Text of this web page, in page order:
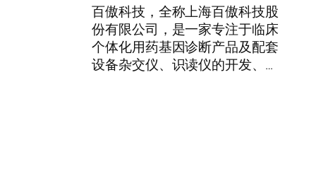
百傲科技，全称上海百傲科技股
份有限公司，是一家专注于临床
个体化用药基因诊断产品及配套
设备杂交仪、识读仪的开发、…